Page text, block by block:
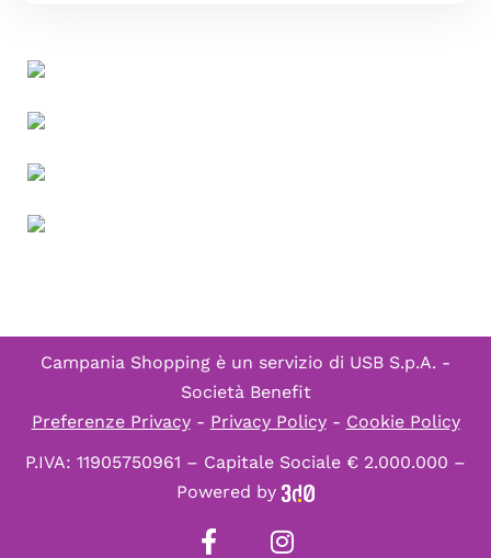
Campania Shopping è un servizio di USB S.p.A. -
Società Benefit
Preferenze Privacy- Privacy Policy- Cookie Policy
P.IVA: 11905750961 – Capitale Sociale € 2.000.000 –
Powered by